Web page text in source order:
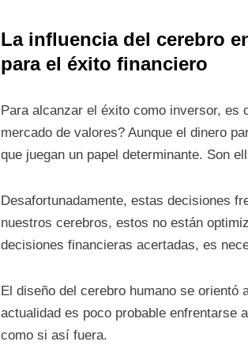
La influencia del cerebro
para el éxito financiero
Para alcanzar el éxito como inversor, es
mercado de valores? Aunque el dinero
que juegan un papel determinante. Son
Desafortunadamente, estas decisiones
nuestros cerebros, estos no están
decisiones financieras acertadas, es
El diseño del cerebro humano se
actualidad es poco probable enfrentarse
como si así fuera.